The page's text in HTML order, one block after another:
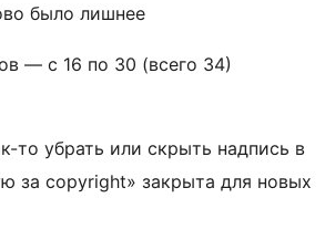
было лишнее
— с 16 по 30 (всего 34)
то убрать или скрыть надпись в
за copyright» закрыта для новых